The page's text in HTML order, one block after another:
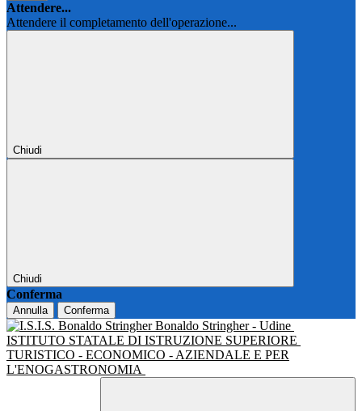
Attendere...
Attendere il completamento dell'operazione...
Chiudi
Chiudi
Conferma
Annulla Conferma
Bonaldo Stringher - Udine
ISTITUTO STATALE DI ISTRUZIONE SUPERIORE
TURISTICO - ECONOMICO - AZIENDALE E PER
L'ENOGASTRONOMIA